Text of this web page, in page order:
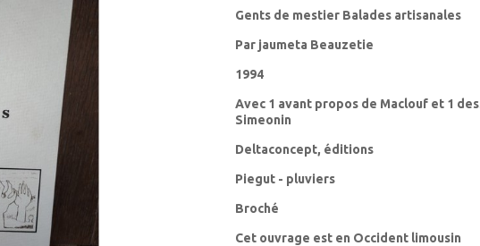
Gents de mestier Balades artisanales
Par jaumeta Beauzetie
1994
Avec 1 avant propos de Maclouf et 1
Simeonin
Deltaconcept, éditions
Piegut - pluviers
Broché
Cet ouvrage est en Occident limousin